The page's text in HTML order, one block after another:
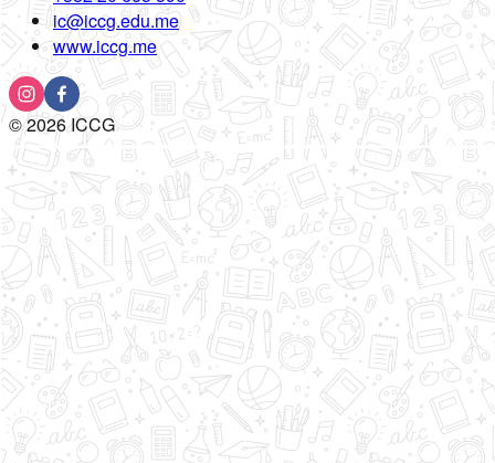
ic@iccg.edu.me
www.iccg.me
©2026ICCG